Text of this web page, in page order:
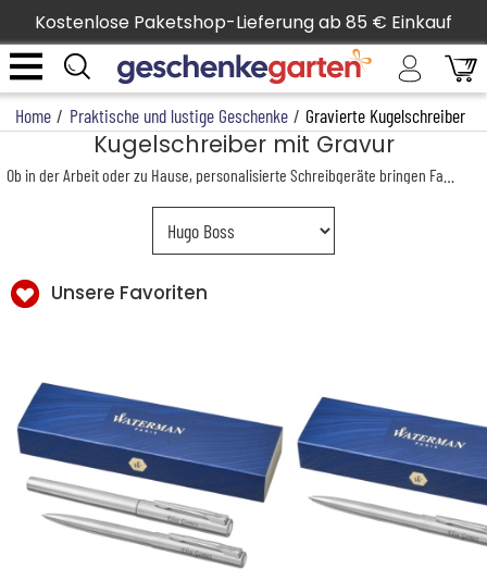
Kostenlose Paketshop-Lieferung ab 85 € Einkauf
Home / Praktische und lustige Geschenke / Gravierte Kugelschreiber
Kugelschreiber mit Gravur
Unsere Favoriten